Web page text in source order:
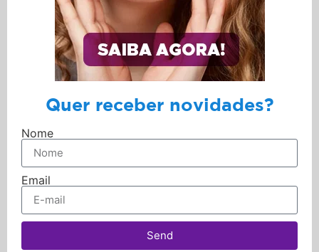
Quer receber novidades?
Nome
Email
Send